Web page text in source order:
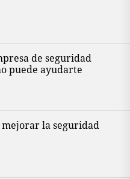
de seguridad
puede ayudarte
mejorar la seguridad